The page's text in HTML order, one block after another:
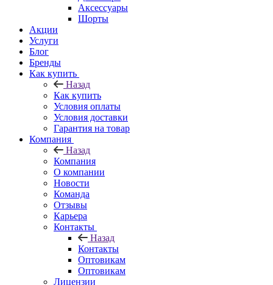
Аксессуары
Шорты
Акции
Услуги
Блог
Бренды
Как купить
Назад
Как купить
Условия оплаты
Условия доставки
Гарантия на товар
Компания
Назад
Компания
О компании
Новости
Команда
Отзывы
Карьера
Контакты
Назад
Контакты
Оптовикам
Оптовикам
Лицензии